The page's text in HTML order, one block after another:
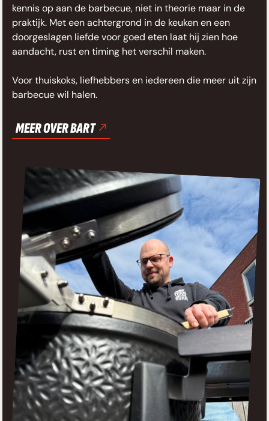
kennis op aan de barbecue, niet in theorie maar in de
praktijk. Met een achtergrond in de keuken en een
doorgeslagen liefde voor goed eten laat hij zien hoe
aandacht, rust en timing het verschil maken.
Voor thuiskoks, liefhebbers en iedereen die meer uit zijn
barbecue wil halen.
MEER OVER BART